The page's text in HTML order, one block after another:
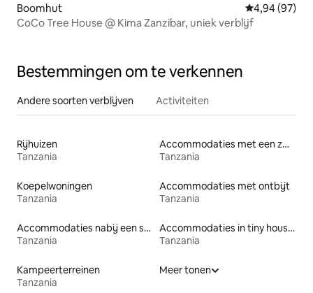
Boomhut Gemiddelde
4,94 (97)
CoCo Tree House @ Kima Zanzibar, uniek verblijf
Bestemmingen om te verkennen
Andere soorten verblijven Activiteiten
Rijhuizen
Tanzania
Accommodaties met een zwembad
Tanzania
Koepelwoningen
Tanzania
Accommodaties met ontbijt
Tanzania
Accommodaties nabij een strand
Tanzania
Accommodaties in tiny houses
Tanzania
Kampeerterreinen
Tanzania
Meer tonen